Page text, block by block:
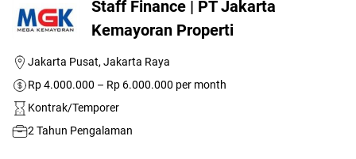
Staff Finance | PT Jakarta
Kemayoran Properti
Jakarta Pusat, Jakarta Raya
Rp 4.000.000 – Rp 6.000.000 per month
Kontrak/Temporer
2 Tahun Pengalaman